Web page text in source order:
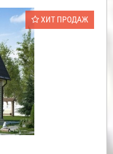
ХИТ ПРОДАЖ